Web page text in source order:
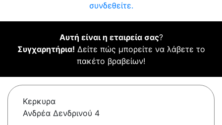
συνδεθείτε.
Αυτή είναι η εταιρεία σας?
Συγχαρητήρια! Δείτε πώς μπορείτε να λάβετε το
πακέτο βραβείων!
Κερκυρα
Ανδρέα Δενδρινού 4